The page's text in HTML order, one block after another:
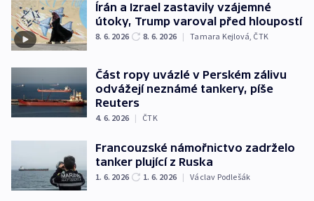
Írán a Izrael zastavily vzájemné
útoky, Trump varoval před hloupostí
8. 6. 2026 8. 6. 2026 | Tamara Kejlová, ČTK
Část ropy uvázlé v Perském zálivu
odvážejí neznámé tankery, píše
Reuters
4. 6. 2026 | ČTK
Francouzské námořnictvo zadrželo
tanker plující z Ruska
1. 6. 2026 1. 6. 2026 | Václav Podlešák